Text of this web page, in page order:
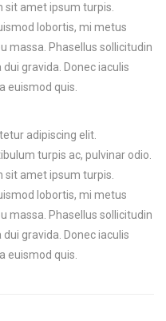
sit amet ipsum turpis.
lobortis, mi metus
massa. Phasellus sollicitudin
gravida. Donec iaculis
euismod quis.
adipiscing elit.
turpis ac, pulvinar odio.
sit amet ipsum turpis.
lobortis, mi metus
massa. Phasellus sollicitudin
gravida. Donec iaculis
euismod quis.